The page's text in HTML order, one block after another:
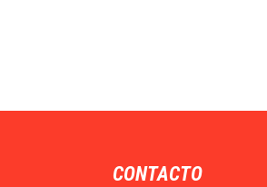
CONTACTO